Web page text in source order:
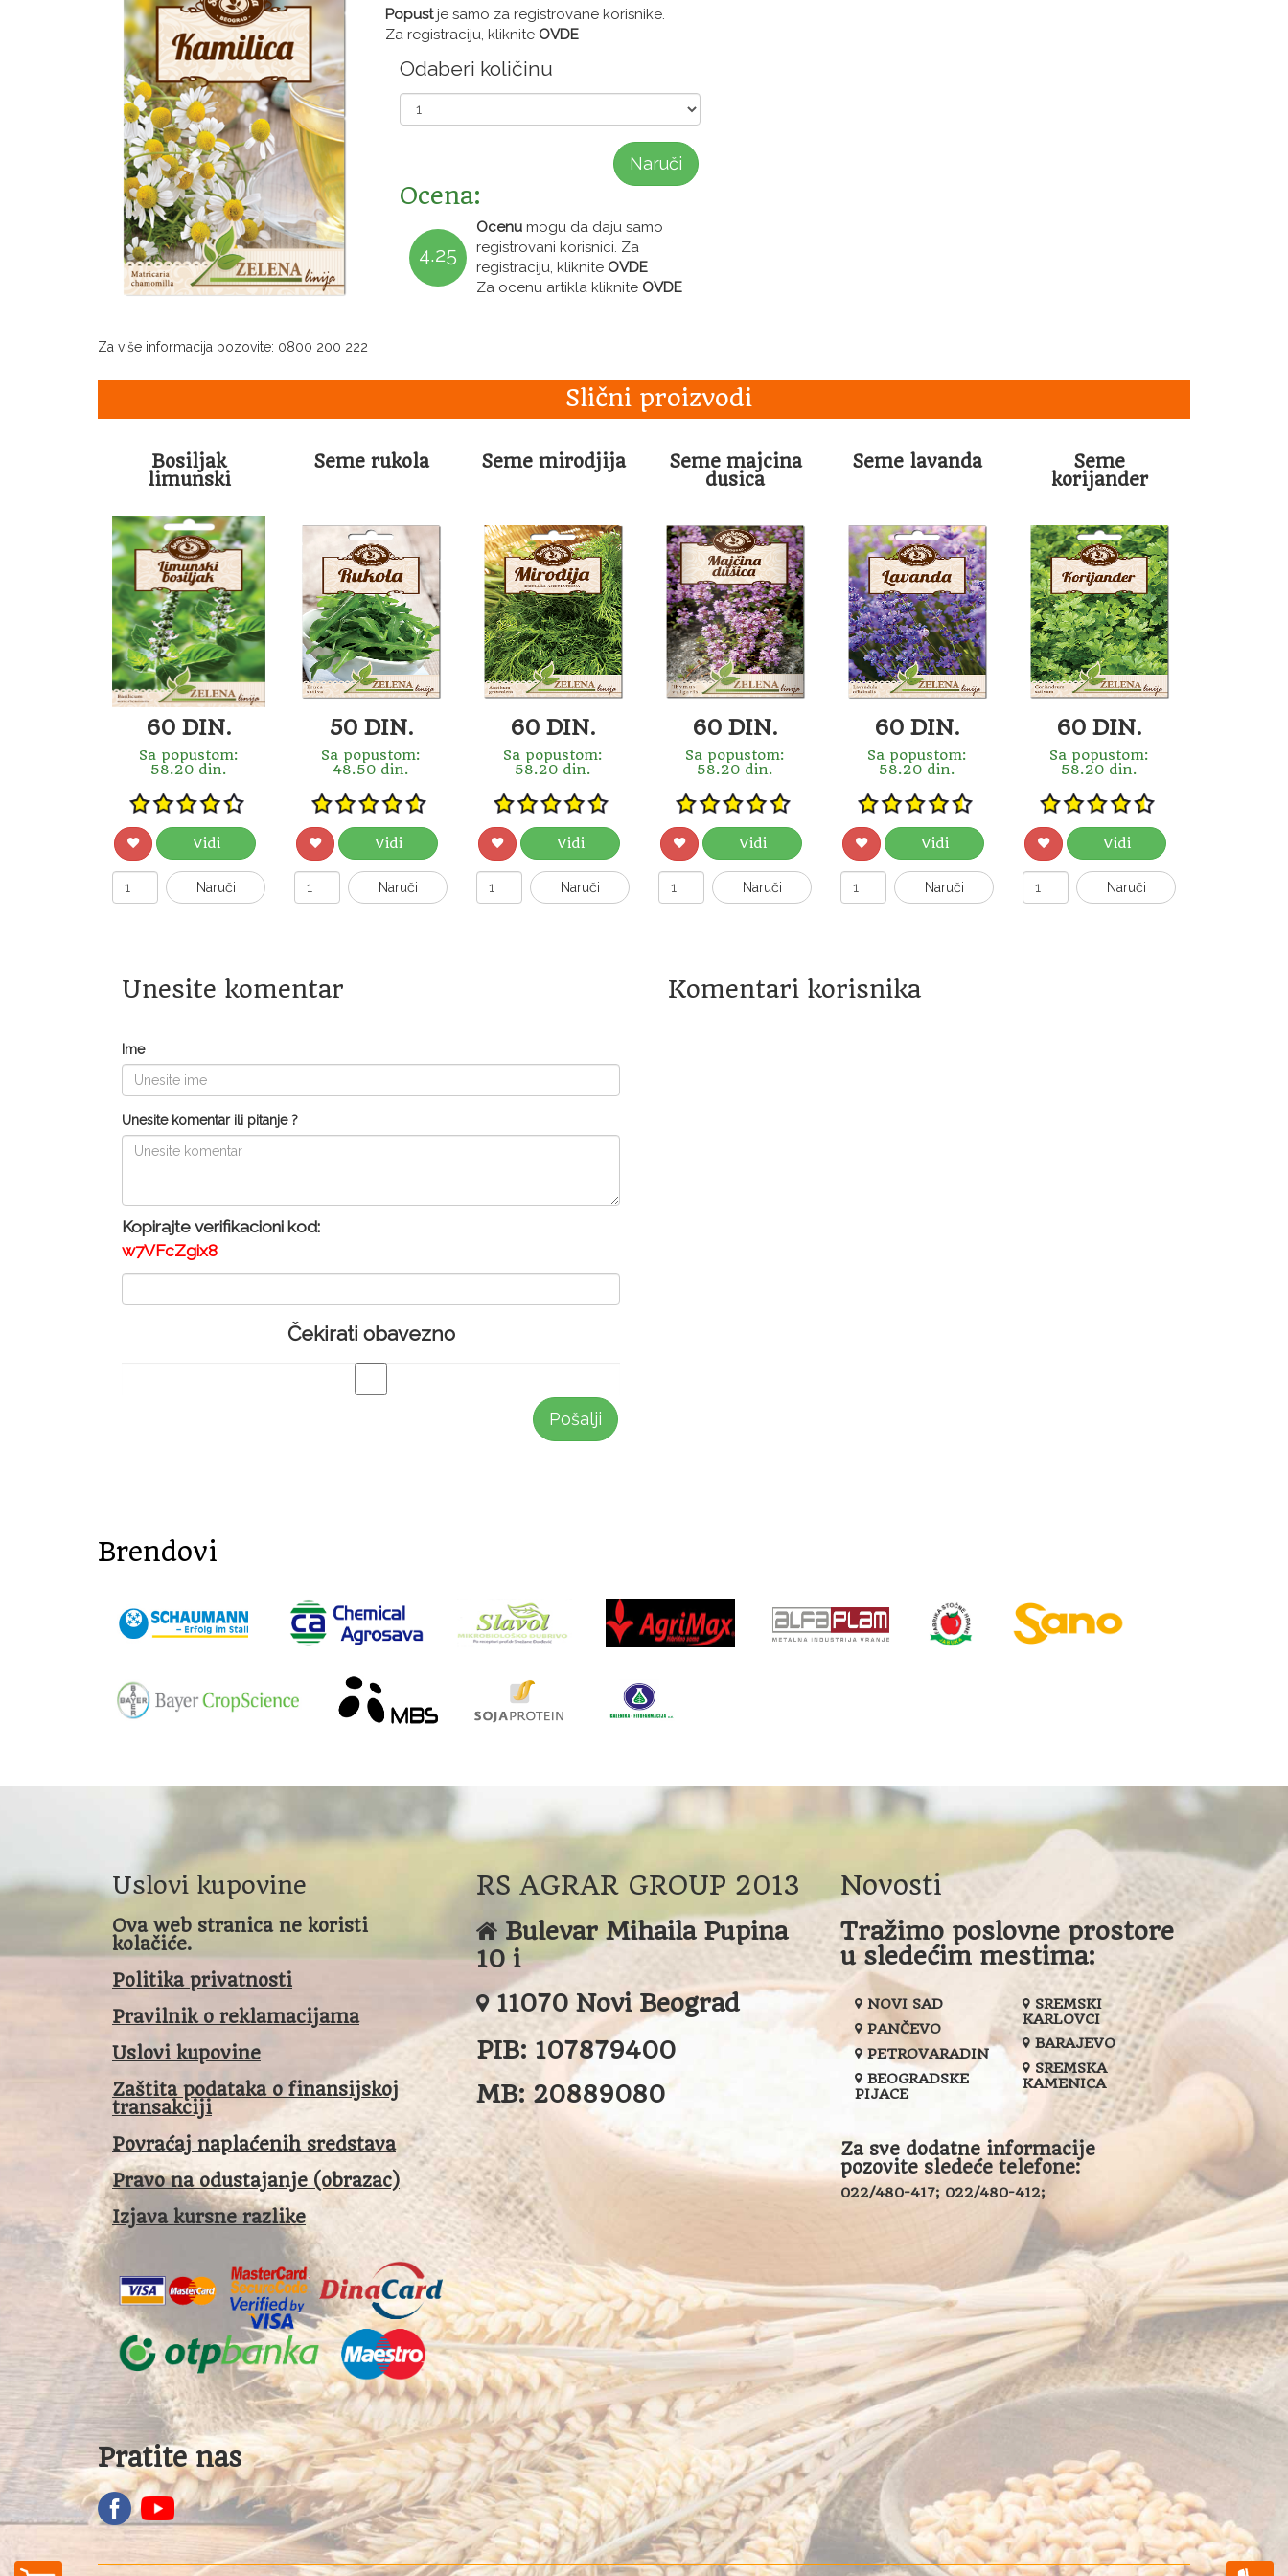
Popust je samo za registrovane korisnike.
Za registraciju, kliknite OVDE
Odaberi količinu
Naruči
Ocena:
4.25
Ocenu mogu da daju samo
registrovani korisnici. Za
registraciju, kliknite OVDE
Za ocenu artikla kliknite OVDE
Za više informacija pozovite: 0800 200 222
Slični proizvodi
Bosiljak
limunski
60 DIN.
Sa popustom:
58.20 din.
Vidi
Naruči
Seme rukola
50 DIN.
Sa popustom:
48.50 din.
Vidi
Naruči
Seme mirodjija
60 DIN.
Sa popustom:
58.20 din.
Vidi
Naruči
Seme majcina
dusica
60 DIN.
Sa popustom:
58.20 din.
Vidi
Naruči
Seme lavanda
60 DIN.
Sa popustom:
58.20 din.
Vidi
Naruči
Seme
korijander
60 DIN.
Sa popustom:
58.20 din.
Vidi
Naruči
Unesite komentar
Ime
Unesite komentar ili pitanje ?
Kopirajte verifikacioni kod:
w7VFcZgix8
Čekirati obavezno
Pošalji
Komentari korisnika
Brendovi
Uslovi kupovine
Ova web stranica ne koristi
kolačiće.
Politika privatnosti
Pravilnik o reklamacijama
Uslovi kupovine
Zaštita podataka o finansijskoj
transakciji
Povraćaj naplaćenih sredstava
Pravo na odustajanje (obrazac)
Izjava kursne razlike
RS AGRAR GROUP 2013
Bulevar Mihaila Pupina
10 i
11070 Novi Beograd
PIB: 107879400
MB: 20889080
Novosti
Tražimo poslovne prostore
u sledećim mestima:
NOVI SAD
PANČEVO
PETROVARADIN
BEOGRADSKE
PIJACE
SREMSKI
KARLOVCI
BARAJEVO
SREMSKA
KAMENICA
Za sve dodatne informacije
pozovite sledeće telefone:
022/480-417; 022/480-412;
Pratite nas